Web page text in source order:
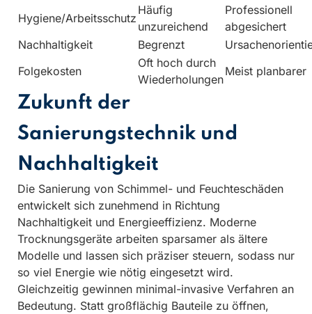
Hygiene/Arbeitsschutz
Häufig
unzureichend
Professionell
abgesichert
Nachhaltigkeit
Begrenzt
Folgekosten
Oft hoch durch
Wiederholungen
Meist planbarer
Zukunft der
Sanierungstechnik und
Nachhaltigkeit
Die Sanierung von Schimmel- und Feuchteschäden
entwickelt sich zunehmend in Richtung
Nachhaltigkeit und Energieeffizienz. Moderne
Trocknungsgeräte arbeiten sparsamer als ältere
Modelle und lassen sich präziser steuern, sodass nur
so viel Energie wie nötig eingesetzt wird.
Gleichzeitig gewinnen minimal-invasive Verfahren an
Bedeutung. Statt großflächig Bauteile zu öffnen,